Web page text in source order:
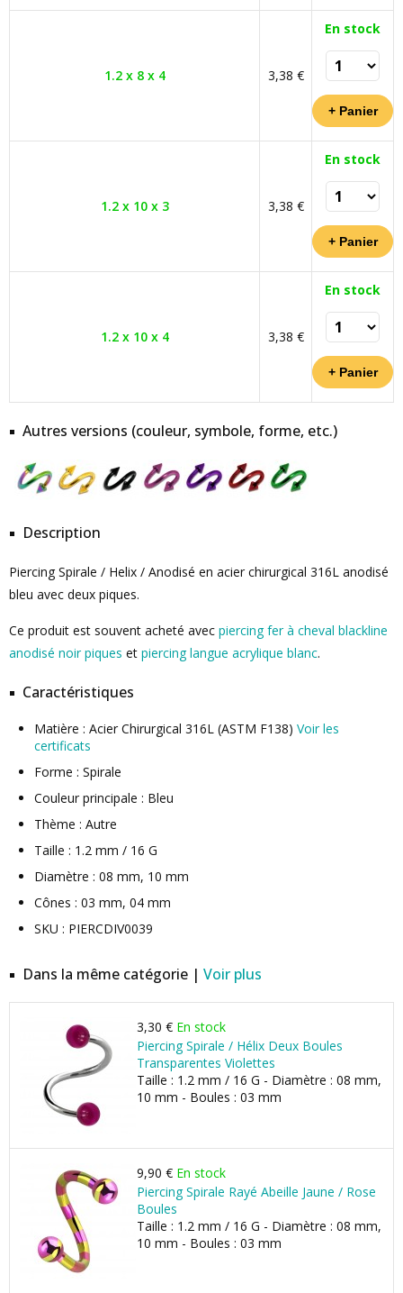
1.2 x 8 x 4 3,38 €
En stock
1.2 x 10 x 3 3,38 €
En stock
1.2 x 10 x 4 3,38 €
En stock
Autres versions (couleur, symbole, forme, etc.)
Description
Piercing Spirale / Helix / Anodisé en acier chirurgical 316L anodisé
bleu avec deux piques.
Ce produit est souvent acheté avec piercing fer à cheval blackline
anodisé noir piques et piercing langue acrylique blanc.
Caractéristiques
Matière : Acier Chirurgical 316L (ASTM F138) Voir les
certificats
Forme : Spirale
Couleur principale : Bleu
Thème : Autre
Taille : 1.2 mm / 16 G
Diamètre : 08 mm, 10 mm
Cônes : 03 mm, 04 mm
SKU : PIERCDIV0039
Dans la même catégorie | Voir plus
3,30 € En stock
Piercing Spirale / Hélix Deux Boules
Transparentes Violettes
Taille : 1.2 mm / 16 G - Diamètre : 08 mm,
10 mm - Boules : 03 mm
9,90 € En stock
Piercing Spirale Rayé Abeille Jaune / Rose
Boules
Taille : 1.2 mm / 16 G - Diamètre : 08 mm,
10 mm - Boules : 03 mm